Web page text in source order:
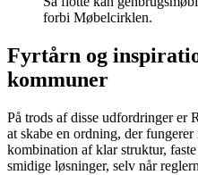
forbi Møbelcirklen.
Fyrtårn og
kommuner
På trods af disse udfordringer er
at skabe en ordning, der
kombination af klar struktur,
smidige løsninger, selv når